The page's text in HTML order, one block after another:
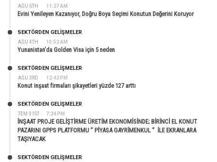
AĞU 6TH 11:27 AM
Evini Yenileyen Kazanıyor, Doğru Boya Seçimi Konutun Değerini Koruyor
AĞU 4TH 10:52 AM
SEKTÖRDEN GELIŞMELER
Yunanistan’da Golden Visa için 5 neden
AĞU 3RD 12:42 PM
SEKTÖRDEN GELIŞMELER
Konut inşaat firmaları şikayetleri yüzde 127 arttı
TEM 31ST 7:24 PM
SEKTÖRDEN GELIŞMELER
İNŞAAT PROJE GELİŞTİRME ÜRETİM EKONOMİSİNDE; BİRİNCİ EL KONUT
PAZARINI GPPS PLATFORMU ” PİYASA GAYRİMENKUL ” İLE EKRANLARA
TAŞIYACAK
SEKTÖRDEN GELIŞMELER